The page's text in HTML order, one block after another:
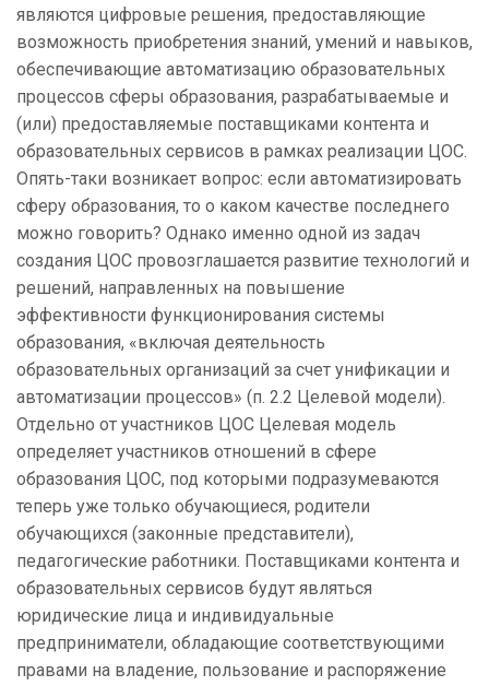
являются цифровые решения, предоставляющие
возможность приобретения знаний, умений и навыков,
обеспечивающие автоматизацию образовательных
процессов сферы образования, разрабатываемые и
(или) предоставляемые поставщиками контента и
образовательных сервисов в рамках реализации ЦОС.
Опять-таки возникает вопрос: если автоматизировать
сферу образования, то о каком качестве последнего
можно говорить? Однако именно одной из задач
создания ЦОС провозглашается развитие технологий и
решений, направленных на повышение
эффективности функционирования системы
образования, «включая деятельность
образовательных организаций за счет унификации и
автоматизации процессов» (п. 2.2 Целевой модели).
Отдельно от участников ЦОС Целевая модель
определяет участников отношений в сфере
образования ЦОС, под которыми подразумеваются
теперь уже только обучающиеся, родители
обучающихся (законные представители),
педагогические работники. Поставщиками контента и
образовательных сервисов будут являться
юридические лица и индивидуальные
предприниматели, обладающие соответствующими
правами на владение, пользование и распоряжение